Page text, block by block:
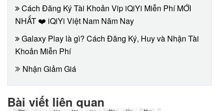
Cách Đăng Ký Tài Khoản Vip iQiYi Miễn Phí MỚI
NHẤT ❤️ iQiYi Việt Nam Năm Nay
Galaxy Play là gì? Cách Đăng Ký, Huy và Nhận Tài
Khoản Miễn Phí
Nhận Giảm Giá
Bài viết liên quan